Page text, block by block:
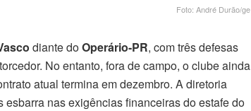
Foto: André Durão/ge
diante doOperário-PR, com três defesas
No entanto, fora de campo, o clube ainda
atual termina em dezembro. A diretoria
nas exigências financeiras do estafe do